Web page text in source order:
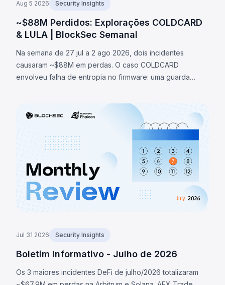
Aug 5 2026 Security Insights
~$88M Perdidos: Explorações COLDCARD
& LULA | BlockSec Semanal
Na semana de 27 jul a 2 ago 2026, dois incidentes
causaram ~$88M em perdas. O caso COLDCARD
envolveu falha de entropia no firmware: uma guarda
determinístico, permitindo recuperar seeds e roubar
~1.370 BTC (~$88M). O token LULA na BNB Chain perdeu
~$578K por falha lógica que permitia acionar `recycle()`,
drenando liquidez da PancakeSwap V2.
Jul 31 2026 Security Insights
Boletim Informativo - Julho de 2026
Os 3 maiores incidentes DeFi de julho/2026 totalizaram